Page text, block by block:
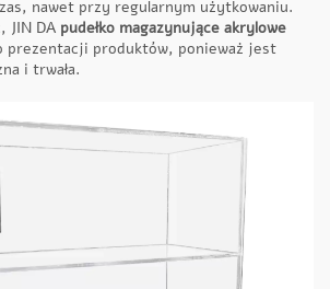
nawet przy regularnym użytkowaniu.
JIN DA pudełko magazynujące akrylowe
prezentacji produktów, ponieważ jest
i trwała.